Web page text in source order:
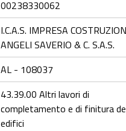
00238330062
I.C.A.S. IMPRESA
ANGELI SAVERIO & C. S.A.S.
AL - 108037
43.39.00 Altri lavori di
completamento e di finitura
edifici